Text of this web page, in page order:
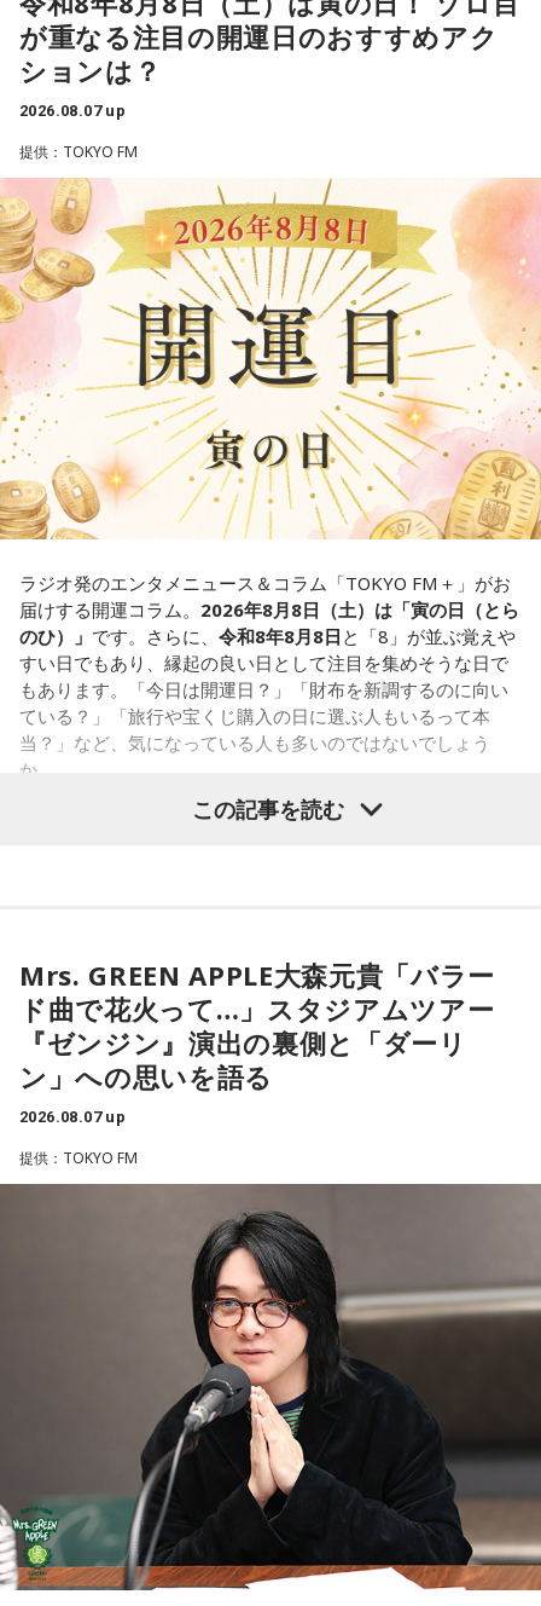
次の中から近いものを1つ選んでください。
1． 水がこぼれてしまうことはないのか
2． こんなに水は必要なのか
3． ひび割れなど壊れる心配はないか
4． どうやって放水しているのか
【解説】
この心理テストでわかることは、あなたの「我慢しすぎ・自
己主張ニガテ度」です。
ダムの水は「溜め込んだ本音や感情」を暗示しています。ダ
ムの何が気になったかで、あなたがなぜ言いたいことを飲み
込んでしまうのか……その理由と、我慢の深さがわかります。
【解答】
1．こぼれてしまわないか……我慢しすぎ度90％
限界が気になったあなた。本音をギリギリまで溜め込んでい
ませんか。「嫌われるかも」という不安から、言葉を飲み込
み続けてきたのでは。でも、あなたが少し本音を見せても、
大切な人は離れていきません。小さな「イヤ」から、言葉に
してみましょう。
2．こんなに必要なのか……我慢しすぎ度45％
水の価値を気にしたあなた。裏を返せば、自分の意見に「言
うほどの価値があるのかな」と、自信を持てずにいるのかも
しれません。しかし、あなたの考えには、ちゃんと意味があ
ります。肩の力を抜いて、まずは思ったことを口にする練習
てみては。
4．どうやって放水しているのか……我慢しすぎ度20％
上手な出し方を気にしたあなた。本音を出そうという意識は
しっかり持っているので、我慢しすぎは少なめです。ただ、
ことも。完璧を意識しすぎず、素直に伝えてみるのがコツで
す。
我慢できるのは、あなたが優しくて、まわりを思いやれる証
拠です。あとは少しだけ、自分の本音も大切にしてあげまし
■監修者プロフィール：草彅健太（くさなぎ・けんた）
東京池袋占い館セレーネ所属。メンタルケアカウンセラー。
鑑定件数は若い女性を中心に7,000件を超え、占いイベントや
アプリの監修も手がける。また、イベントMCや声優としての
活動もしており、芸能関係者からの依頼も多い。
Webサイト：https://selene-uranai.com/
YouTube：
https://youtu.be/UHrZuZcHTj4
が重なる注目の開運日のおすすめアク
ションは？
2026.08.07 up
提供：TOKYO FM
ラジオ発のエンタメニュース＆コラム「TOKYO FM＋」がお
届けする開運コラム。 2026年8月8日（土）は「寅の日（とら
のひ）」 です。さらに、 令和8年8月8日 と「8」が並ぶ覚えや
すい日でもあり、縁起の良い日として注目を集めそうな日で
もあります。「今日は開運日？」「財布を新調するのに向い
ている？」「旅行や宝くじ購入の日に選ぶ人もいるって本
当？」など、気になっている人も多いのではないでしょう
か。
寅の日は、古くから金運や旅立ちに縁起が良いとされる吉日
■2026年8月8日はどんな日？
2026年8月8日（土）・先勝
・寅の日
・六曜「先勝」（午前中が吉とされる）
「8」が並ぶことから縁起の良い日というイメージを持つ人も
いますが、暦の上では寅の日にあたるのが最大の特徴です。
で、一般的には午前中が吉、午後は控えめ
に過ごすのが良いという考え方があります。
寅の日とは、12日に一度巡ってくる吉日
虎は古くから「千里行って千里帰る」という言い伝えがあ
り、「出ていったものが無事に戻ってくる」と考えられてき
ました。そのため、お金や旅に関する縁起の良い日として親
しまれています。
この記事を読む
Mrs. GREEN APPLE大森元貴「バラー
ド曲で花火って…」スタジアムツアー
『ゼンジン』演出の裏側と「ダーリ
ン」への思いを語る
2026.08.07 up
提供：TOKYO FM